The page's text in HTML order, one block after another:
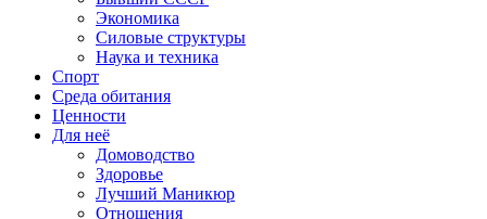
Экономика
Силовые структуры
Наука и техника
Спорт
Среда обитания
Ценности
Для неё
Домоводство
Здоровье
Лучший Маникюр
Отношения